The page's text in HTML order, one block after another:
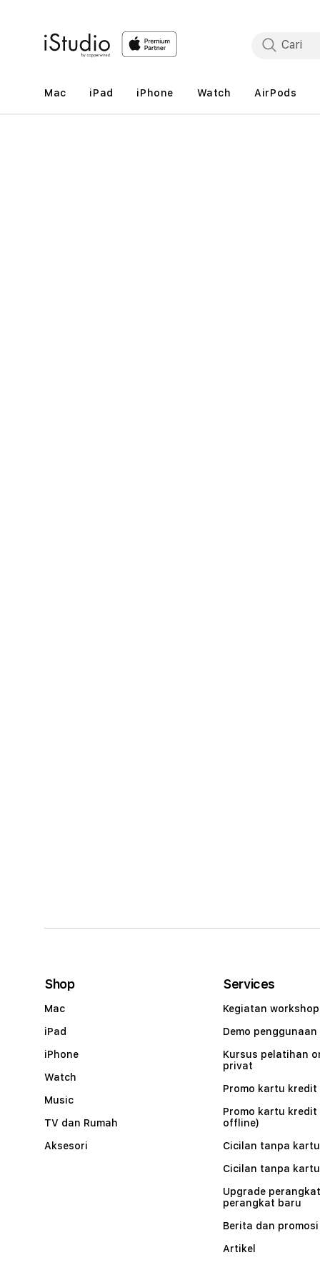
Mac iPad iPhone Watch AirPods
Shop
Mac
iPad
iPhone
Watch
Music
TV dan Rumah
Aksesori
Services
Kegiatan workshop
Demo penggunaan
Kursus pelatihan
privat
Promo kartu kredit
Promo kartu kredit
offline)
Cicilan tanpa
Cicilan tanpa
Upgrade
perangkat baru
Berita dan promosi
Artikel